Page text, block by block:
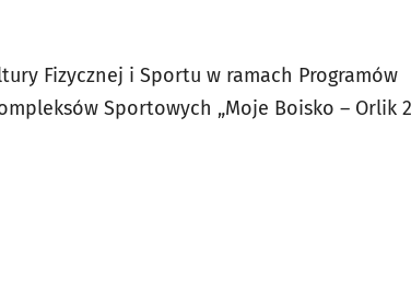
Fizycznej i Sportu w ramach Programów
Sportowych „Moje Boisko – Orlik